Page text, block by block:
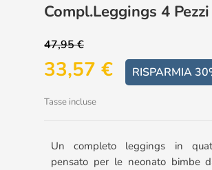
Compl.leggings 4 Pezzi
47,95 €
33,57 € RISPARMIA
Tasse incluse
Un completo leggings in
pensato per le neonato bimbe